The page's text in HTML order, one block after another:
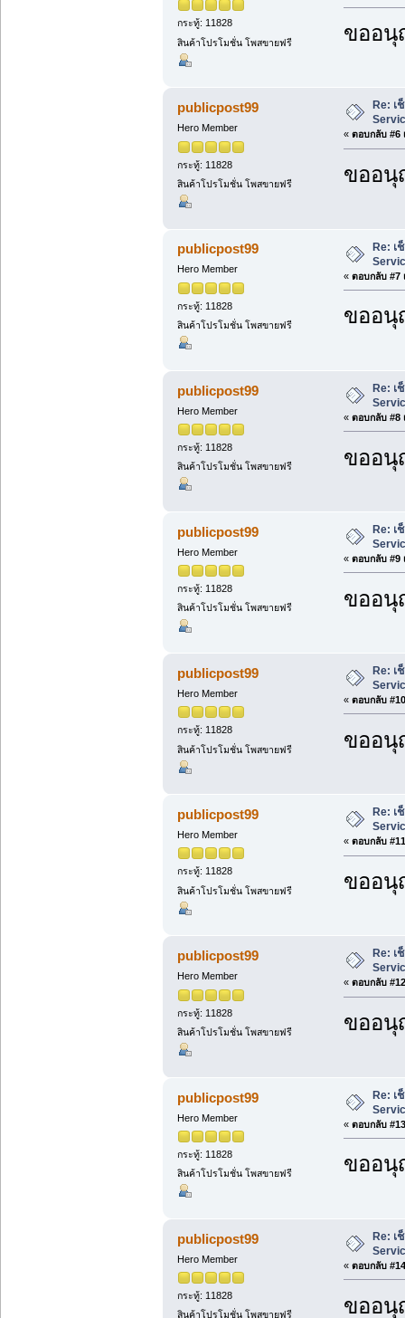
กระทู้: 11828
สินค้าโปรโมชั่น โพสขายฟรี
ขออนุ
publicpost99
Hero Member
กระทู้: 11828
สินค้าโปรโมชั่น โพสขายฟรี
Re: เ
« ตอบกลับ #6
ขออนุ
publicpost99
Hero Member
กระทู้: 11828
สินค้าโปรโมชั่น โพสขายฟรี
Re: เ
« ตอบกลับ #7
ขออนุ
publicpost99
Hero Member
กระทู้: 11828
สินค้าโปรโมชั่น โพสขายฟรี
Re: เ
« ตอบกลับ #8
ขออนุ
publicpost99
Hero Member
กระทู้: 11828
สินค้าโปรโมชั่น โพสขายฟรี
Re: เ
« ตอบกลับ #9
ขออนุ
publicpost99
Hero Member
กระทู้: 11828
สินค้าโปรโมชั่น โพสขายฟรี
Re: เ
« ตอบกลับ
ขออนุ
publicpost99
Hero Member
กระทู้: 11828
สินค้าโปรโมชั่น โพสขายฟรี
Re: เ
« ตอบกลับ
ขออนุ
publicpost99
Hero Member
กระทู้: 11828
สินค้าโปรโมชั่น โพสขายฟรี
Re: เ
« ตอบกลับ
ขออนุ
publicpost99
Hero Member
กระทู้: 11828
สินค้าโปรโมชั่น โพสขายฟรี
Re: เ
« ตอบกลับ
ขออนุ
publicpost99
Hero Member
กระทู้: 11828
สินค้าโปรโมชั่น โพสขายฟรี
Re: เ
« ตอบกลับ
ขออนุ